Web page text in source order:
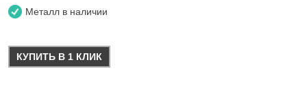
Металл в наличии
КУПИТЬ В 1 КЛИК